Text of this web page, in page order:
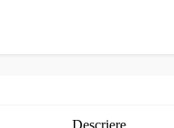
Descriere